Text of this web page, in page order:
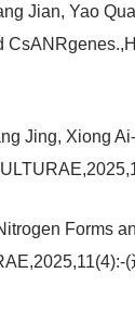
Jian, Yao
Jing, Xiong
Forms
(